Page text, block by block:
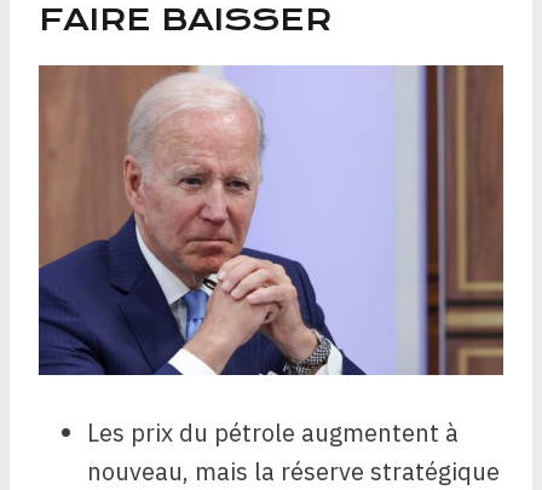
FAIRE BAISSER
Les prix du pétrole augmentent à
nouveau, mais la réserve stratégique